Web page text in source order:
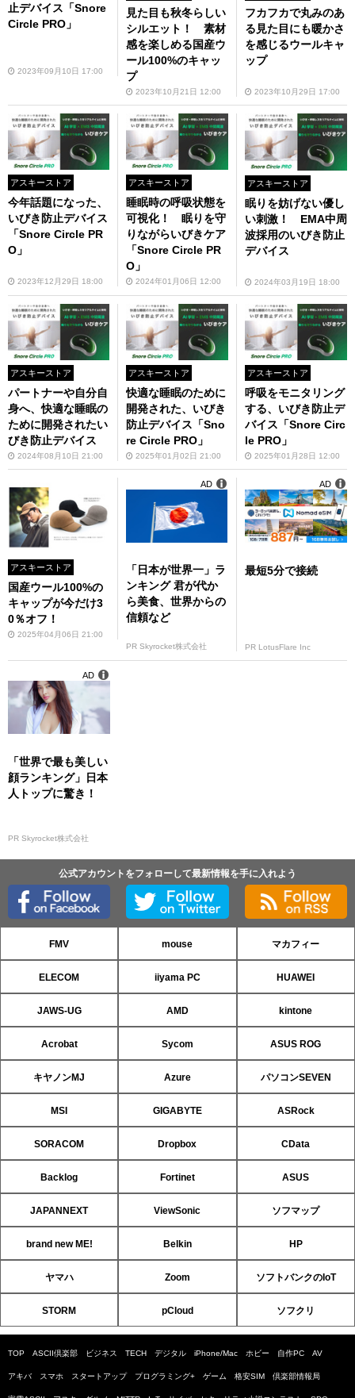
止デバイス「Snore
Circle PRO」
2023年09月10日 17:00
見た目も秋冬らしい
シルエット！ 素材
感を楽しめる国産ウ
ール100%のキャッ
プ
2023年10月21日 12:00
フカフカで丸みのあ
る見た目にも暖かさ
を感じるウールキャ
ップ
2023年10月29日 17:00
アスキーストア
今年話題になった、
いびき防止デバイス
「Snore Circle PR
O」
2023年12月29日 18:00
アスキーストア
睡眠時の呼吸状態を
可視化！ 眠りを守
りながらいびきケア
「Snore Circle PR
O」
2024年01月06日 12:00
アスキーストア
眠りを妨げない優し
い刺激！ EMA中周
波採用のいびき防止
デバイス
2024年03月19日 18:00
アスキーストア
パートナーや自分自
身へ、快適な睡眠の
ために開発されたい
びき防止デバイス
2024年08月10日 21:00
アスキーストア
快適な睡眠のために
開発された、いびき
防止デバイス「Sno
re Circle PRO」
2025年01月02日 21:00
アスキーストア
呼吸をモニタリング
する、いびき防止デ
バイス「Snore Circ
le PRO」
2025年01月28日 12:00
アスキーストア
国産ウール100%の
キャップが今だけ3
0％オフ！
2025年04月06日 21:00
「日本が世界一」ラ
ンキング 君が代か
ら美食、世界からの
信頼など
PR Skyrocket株式会社
AD
最短5分で接続
PR LotusFlare Inc
AD
「世界で最も美しい
顔ランキング」日本
人トップに驚き！
PR Skyrocket株式会社
AD
公式アカウントをフォローして最新情報を手に入れよう
FMV mouse マカフィー
ELECOM iiyama PC HUAWEI
JAWS-UG AMD kintone
Acrobat Sycom ASUS ROG
キヤノンMJ Azure パソコンSEVEN
MSI GIGABYTE ASRock
SORACOM Dropbox CData
Backlog Fortinet ASUS
JAPANNEXT ViewSonic ソフマップ
brand new ME! Belkin HP
ヤマハ Zoom ソフトバンクのIoT
STORM pCloud ソフクリ
TOP ASCII倶楽部 ビジネス TECH デジタル iPhone/Mac ホビー 自作PC AV
アキバ スマホ スタートアップ プログラミング+ ゲーム 格安SIM 倶楽部情報局